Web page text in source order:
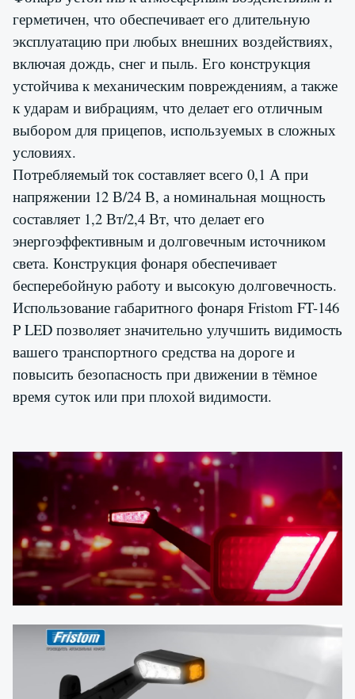
герметичен, что обеспечивает его длительную
эксплуатацию при любых внешних воздействиях,
включая дождь, снег и пыль. Его конструкция
устойчива к механическим повреждениям, а также
к ударам и вибрациям, что делает его отличным
выбором для прицепов, используемых в сложных
условиях.
Потребляемый ток составляет всего 0,1 А при
напряжении 12 В/24 В, а номинальная мощность
составляет 1,2 Вт/2,4 Вт, что делает его
энергоэффективным и долговечным источником
света. Конструкция фонаря обеспечивает
бесперебойную работу и высокую долговечность.
Использование габаритного фонаря Fristom FT-146
P LED позволяет значительно улучшить видимость
вашего транспортного средства на дороге и
повысить безопасность при движении в тёмное
время суток или при плохой видимости.